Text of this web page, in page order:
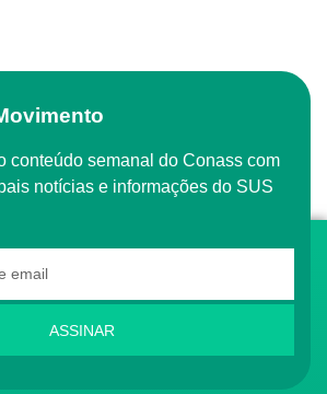
notícias e informações do SUS
ASSINAR